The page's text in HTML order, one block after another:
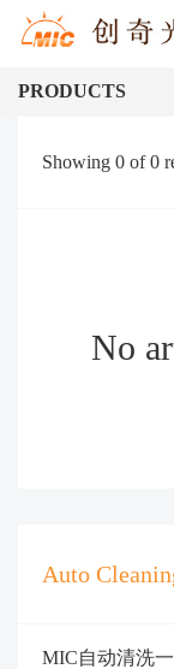
PRODUCTS
Showing 0 of0
No
Auto
MIC自动清洗